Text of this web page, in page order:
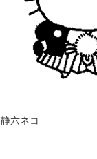
静六ネコ